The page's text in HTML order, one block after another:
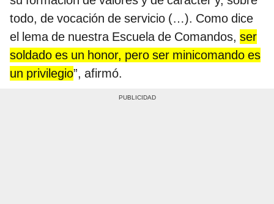
todo, de vocación de servicio (…). Como dice
el lema de nuestra Escuela de Comandos, ser
soldado es un honor, pero ser minicomando es
un privilegio”, afirmó.